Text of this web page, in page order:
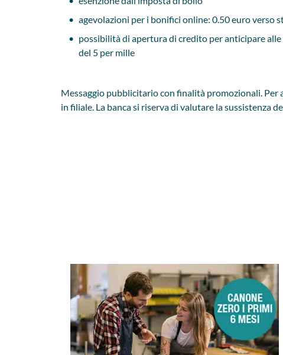
agevolazioni per i bonifici online: 0.50 euro verso
possibilità di apertura di credito per anticipare
del 5 per mille
Messaggio pubblicitario con finalità promozionali.
in filiale. La banca si riserva di valutare la sussistenza